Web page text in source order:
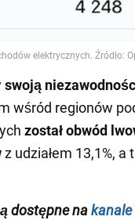
swoją
wśród regionów
został obwód
z udziałem 13,1%, a
dostępne nakanale